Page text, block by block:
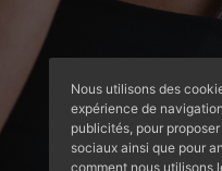
Nous utilisons des
expérience de
publicités, pour
sociaux ainsi que pour
comment nous utilisons